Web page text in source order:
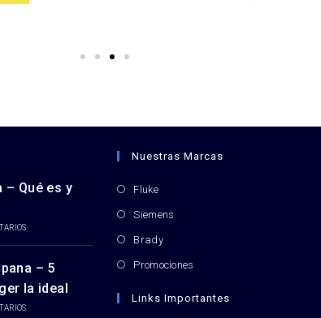
– Qué es y
– 5
la ideal
Nuestras Marcas
Fluke
Siemens
Brady
Promociones
Links Importantes